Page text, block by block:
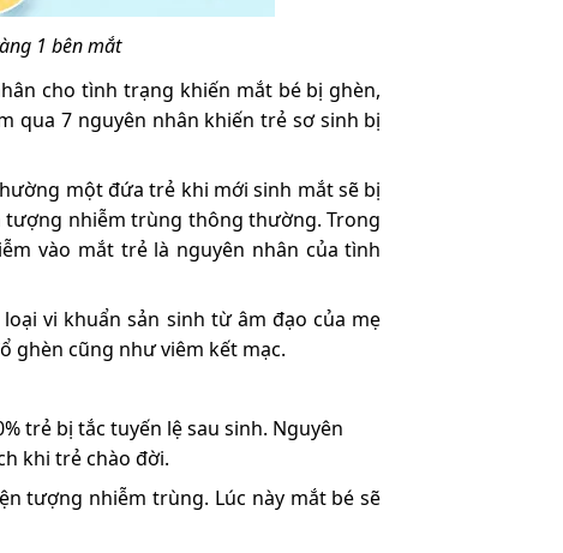
1 bên mắt
cho tình trạng khiến mắt bé bị ghèn,
qua 7 nguyên nhân khiến trẻ sơ sinh bị
một đứa trẻ khi mới sinh mắt sẽ bị
tượng nhiễm trùng thông thường. Trong
vào mắt trẻ là nguyên nhân của tình
vi khuẩn sản sinh từ âm đạo của mẹ
ghèn cũng như viêm kết mạc.
trẻ bị tắc tuyến lệ sau sinh. Nguyên
khi trẻ chào đời.
tượng nhiễm trùng. Lúc này mắt bé sẽ